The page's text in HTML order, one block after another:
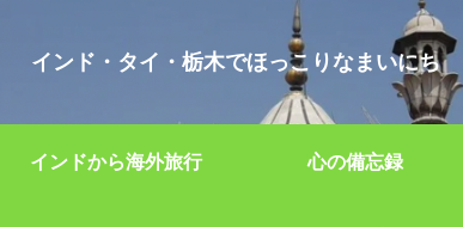
インド・タイ・栃木でほっこりなまいにち
インドから海外旅行 心の備忘録